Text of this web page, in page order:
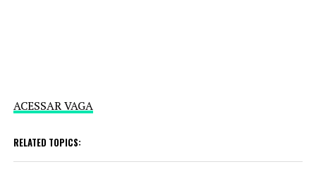
ACESSAR VAGA
RELATED TOPICS: